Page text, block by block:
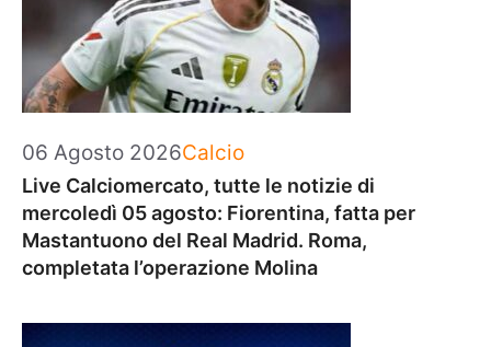
06 Agosto 2026Categorie
Calcio
Live Calciomercato, tutte le notizie di
mercoledì 05 agosto: Fiorentina, fatta per
Mastantuono del Real Madrid. Roma,
completata l’operazione Molina